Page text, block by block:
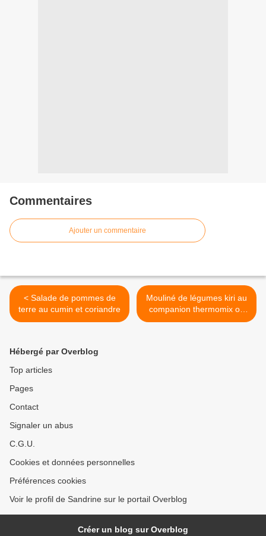
Commentaires
Ajouter un commentaire
< Salade de pommes de
terre au cumin et coriandre
Mouliné de légumes kiri au
companion thermomix ou
autres robots >
Hébergé par Overblog
Top articles
Pages
Contact
Signaler un abus
C.G.U.
Cookies et données personnelles
Préférences cookies
Voir le profil de Sandrine sur le portail Overblog
Créer un blog sur Overblog